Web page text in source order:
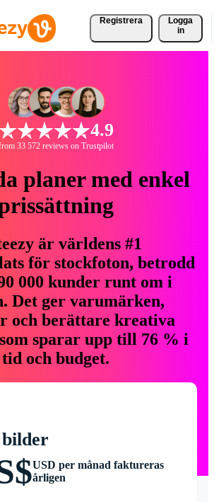
Registrera
Logga
in
4.9
33 572 reviews on Trustpilot
planer med enkel
är världens #1
för stockfoton, betrodd
000 kunder runt om i
Det ger varumärken,
och berättare kreativa
sparar upp till 76 % i
tid och budget.
USD per månad faktureras
årligen